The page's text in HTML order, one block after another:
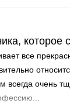
которое
все
всегда очень